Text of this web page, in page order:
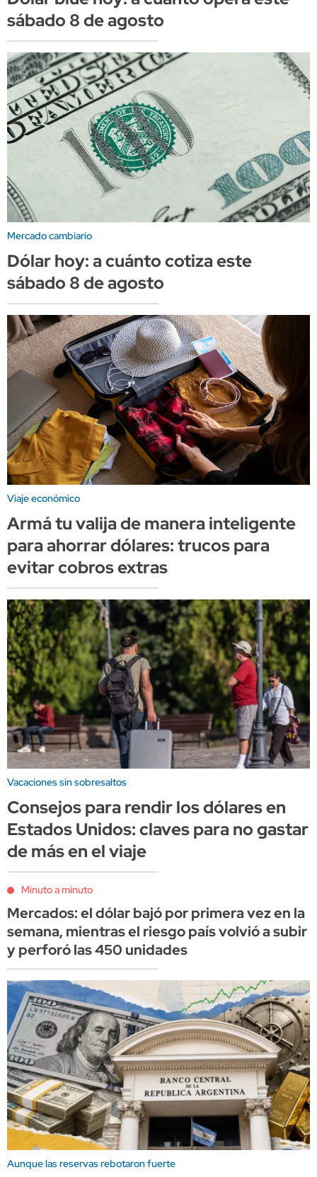
sábado 8 de agosto
Mercado cambiario
Dólar hoy: a cuánto cotiza este
sábado 8 de agosto
Viaje económico
Armá tu valija de manera inteligente
para ahorrar dólares: trucos para
evitar cobros extras
Vacaciones sin sobresaltos
Consejos para rendir los dólares en
Estados Unidos: claves para no gastar
de más en el viaje
Minuto a minuto
Mercados: el dólar bajó por primera vez en la
semana, mientras el riesgo país volvió a subir
y perforó las 450 unidades
Aunque las reservas rebotaron fuerte